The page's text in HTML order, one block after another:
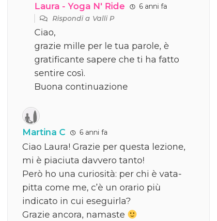
Laura - Yoga N' Ride
6 anni fa
Rispondi aValli P
Ciao,
grazie mille per le tua parole, è
gratificante sapere che ti ha fatto
sentire così.
Buona continuazione
Martina C 6 anni fa
Ciao Laura! Grazie per questa lezione,
mi è piaciuta davvero tanto!
Però ho una curiosità: per chi è vata-
pitta come me, c’è un orario più
indicato in cui eseguirla?
Grazie ancora, namaste